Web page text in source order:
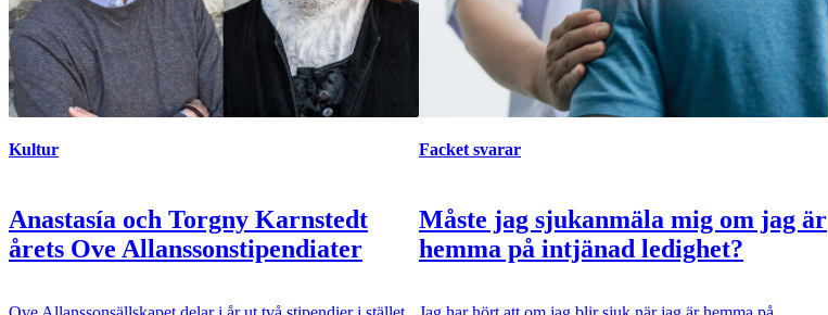
Kultur
Anastasía och Torgny Karnstedt
årets Ove Allanssonstipendiater
Facket svarar
Måste jag sjukanmäla mig om jag är
hemma på intjänad ledighet?